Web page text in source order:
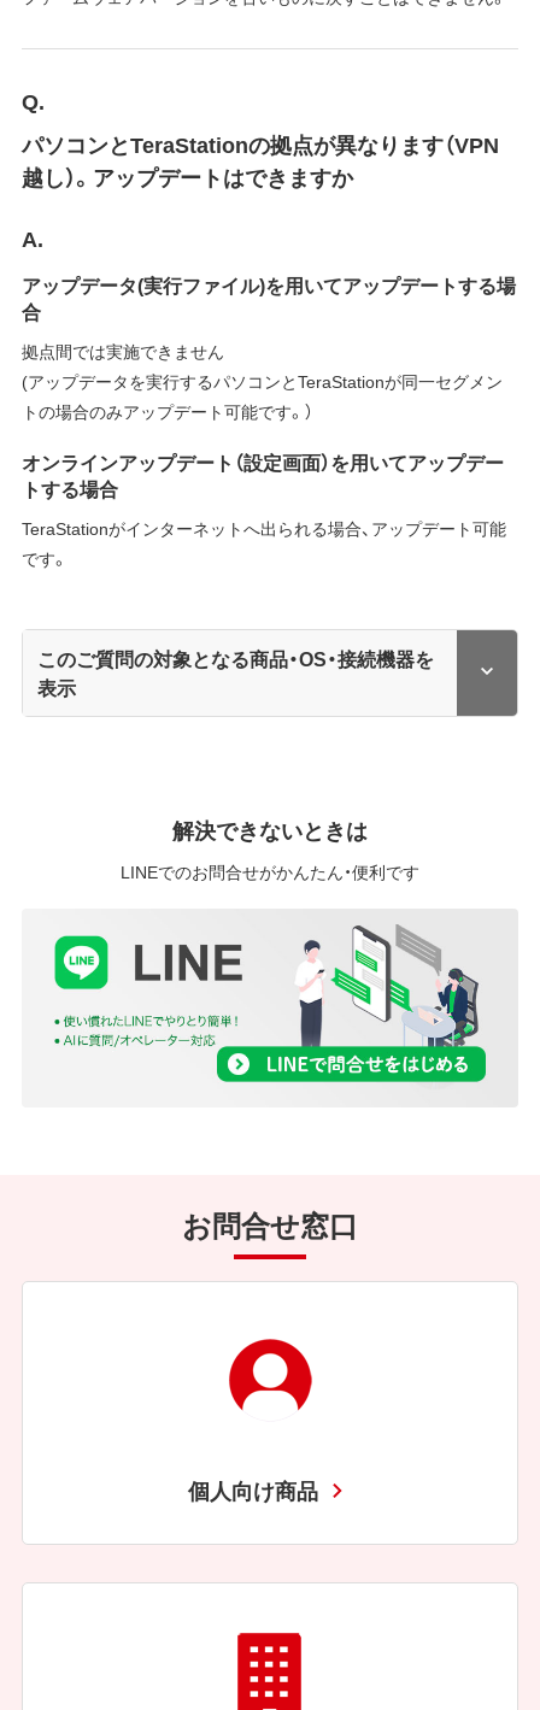
Q.
パソコンとTeraStationの拠点が異なります（VPN
越し）。アップデートはできますか
A.
アップデータ(実行ファイル)を用いてアップデートする場
合
拠点間では実施できません
(アップデータを実行するパソコンとTeraStationが同一セグメン
トの場合のみアップデート可能です。）
オンラインアップデート（設定画面）を用いてアップデー
トする場合
TeraStationがインターネットへ出られる場合、アップデート可能
です。
このご質問の対象となる商品・OS・接続機器を
表示
解決できないときは
LINEでのお問合せがかんたん・便利です
お問合せ窓口
個人向け商品